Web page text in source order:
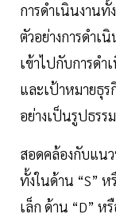
การดำเนินงานทั้
ตัวอย่างการดำเ
เข้าไปกับการด
และเป้าหมายธุ
อย่างเป็นรูปธรรม
สอดคล้องกับแนว
ทั้งในด้าน “S” ห
เล็ก ด้าน “D” ห